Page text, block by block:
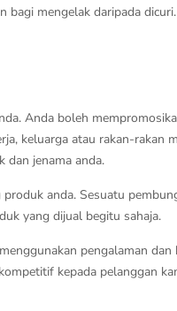
mengelak daripada
Anda boleh
keluarga atau rakan-rakan
dan jenama anda.
anda. Sesuatu
yang dijual begitu sahaja.
pengalaman
kepada pelanggan